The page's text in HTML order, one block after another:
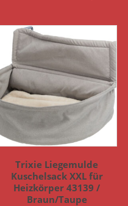
Trixie Liegemulde
Kuschelsack XXL für
Heizkörper 43139 /
Braun/Taupe